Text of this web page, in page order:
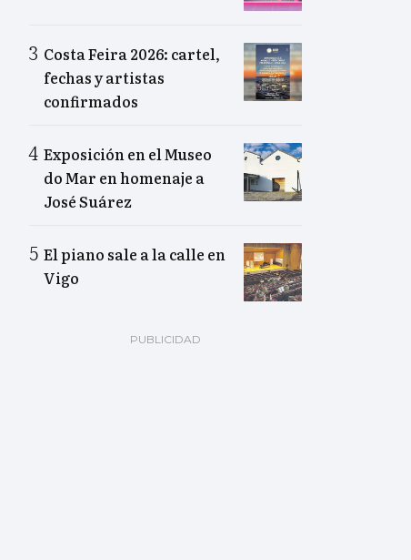
Costa Feira 2026: cartel,
fechas y artistas
confirmados
Exposición en el Museo
do Mar en homenaje a
José Suárez
El piano sale a la calle en
Vigo